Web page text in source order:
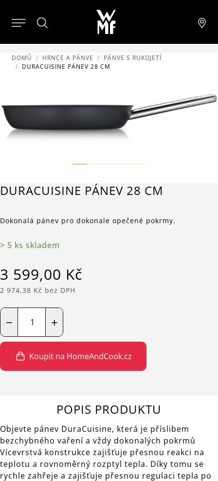
DOMŮ HRNCE A PÁNVE
PÁNVE S RUKOJETÍ
DURACUISINE PÁNEV 28 CM
DURACUISINE PÁNEV 28 CM
Dokonalá pánev pro dokonale opečené pokrmy.
> 5 ks skladem
3 599,00 Kč
2 974,38 Kč bez DPH
+
−
Koupit na HomeAndCook.cz
POPIS PRODUKTU
Objevte pánev DuraCuisine, která je příslibem
bezchybného vaření a vždy dokonalých pokrmů
Vícevrstvá konstrukce zajišťuje přesnou reakci na
teplotu a rovnoměrný rozptyl tepla. Díky tomu se
rychle zahřeje a zajišťuje přesnou regulaci tepla po